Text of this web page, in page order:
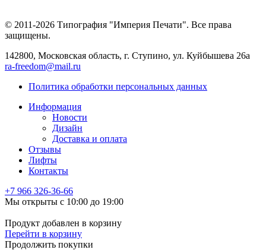
© 2011-2026 Типография "Империя Печати". Все права
защищены.
142800, Московская область, г. Ступино, ул. Куйбышева 26а
ra-freedom@mail.ru
Политика обработки персональных данных
Информация
Новости
Дизайн
Доставка и оплата
Отзывы
Лифты
Контакты
+7 966 326-36-66
Мы открыты с 10:00 до 19:00
Продукт добавлен в корзину
Перейти в корзину
Продолжить покупки